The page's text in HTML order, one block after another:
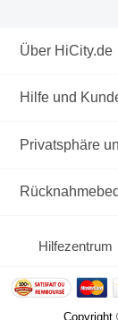
Über HiCity.de
Hilfe und
Privatsphäre
Hilfezentrum
Copyright